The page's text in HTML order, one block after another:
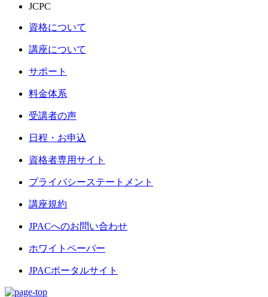
JCPC
資格について
講座について
サポート
料金体系
受講者の声
日程・お申込
資格者専用サイト
プライバシーステートメント
講座規約
JPACへのお問い合わせ
ホワイトペーパー
JPACポータルサイト